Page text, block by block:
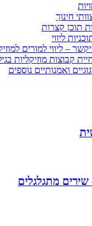
חינוך
תוכן קצרות
ליווי
– ליווי למורים
קבוצות מוזיקליות
ואמנותיים נוספים
מתגלגלים